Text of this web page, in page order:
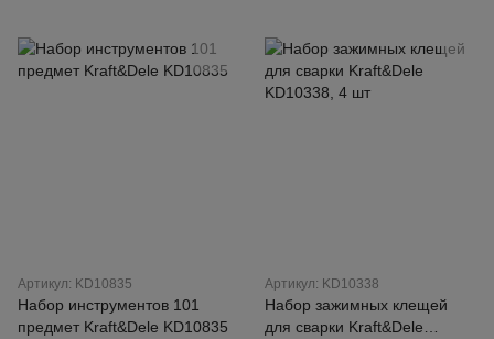
Артикул: KD10835
Набор инструментов 101
предмет Kraft&Dele KD10835
Артикул: KD10338
Набор зажимных клещей
для сварки Kraft&Dele